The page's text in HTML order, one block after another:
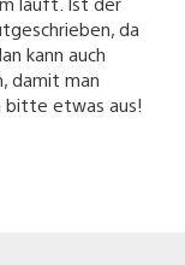
da
kann auch
damit man
bitte etwas aus!